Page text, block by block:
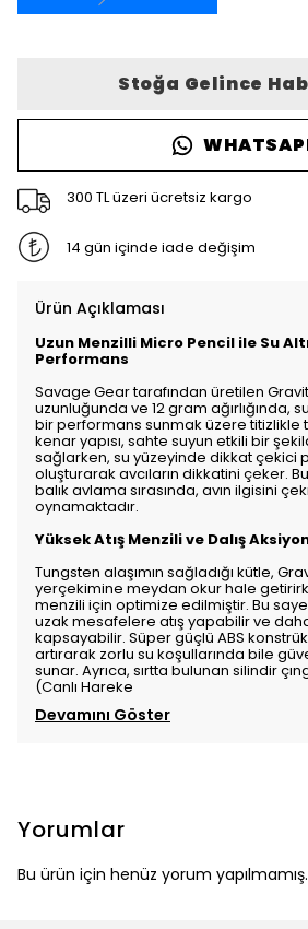
Stoğa Gelince
300 TL üzeri ücretsiz kargo
14 gün içinde iade değişim
Ürün Açıklaması
Uzun Menzilli Micro Pencil ile Su
Performans
Savage Gear tarafından üretilen
uzunluğunda ve 12 gram ağırlığında,
bir performans sunmak üzere titizlikle
kenar yapısı, sahte suyun etkili bir
sağlarken, su yüzeyinde dikkat çekici
oluşturarak avcıların dikkatini çeker.
balık avlama sırasında, avın ilgisini
oynamaktadır.
Yüksek Atış Menzili ve Dalış
Tungsten alaşımın sağladığı kütle,
yerçekimine meydan okur hale
menzili için optimize edilmiştir. Bu
uzak mesafelere atış yapabilir ve
kapsayabilir. Süper güçlü ABS
artırarak zorlu su koşullarında bile
sunar. Ayrıca, sırtta bulunan silindir
(Canlı Hareke
Devamını Göster
Yorumlar
Bu ürün için henüz yorum yapılmamış.